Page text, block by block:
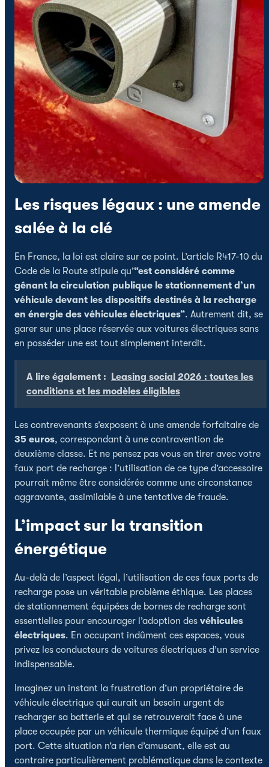
Les risques légaux : une amende
salée à la clé
En France, la loi est claire sur ce point. L’article R417-10 du
Code de la Route stipule qu’“est considéré comme
gênant la circulation publique le stationnement d’un
véhicule devant les dispositifs destinés à la recharge
en énergie des véhicules électriques”. Autrement dit, se
garer sur une place réservée aux voitures électriques sans
en posséder une est tout simplement interdit.
A lire également :
Leasing social 2026 : toutes les
conditions et les modèles éligibles
Les contrevenants s’exposent à une amende forfaitaire de
35 euros, correspondant à une contravention de
deuxième classe. Et ne pensez pas vous en tirer avec votre
faux port de recharge : l’utilisation de ce type d’accessoire
pourrait même être considérée comme une circonstance
aggravante, assimilable à une tentative de fraude.
L’impact sur la transition
énergétique
Au-delà de l’aspect légal, l’utilisation de ces faux ports de
recharge pose un véritable problème éthique. Les places
de stationnement équipées de bornes de recharge sont
essentielles pour encourager l’adoption des véhicules
électriques. En occupant indûment ces espaces, vous
privez les conducteurs de voitures électriques d’un service
indispensable.
Imaginez un instant la frustration d’un propriétaire de
véhicule électrique qui aurait un besoin urgent de
recharger sa batterie et qui se retrouverait face à une
place occupée par un véhicule thermique équipé d’un faux
port. Cette situation n’a rien d’amusant, elle est au
contraire particulièrement problématique dans le contexte